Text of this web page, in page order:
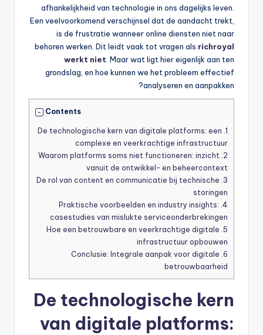
afhankelijkheid van technologie in ons dagelijks leven.
Een veelvoorkomend verschijnsel dat de aandacht trekt,
is de frustratie wanneer online diensten niet naar
behoren werken. Dit leidt vaak tot vragen als richroyal
werkt niet . Maar wat ligt hier eigenlijk aan ten
grondslag, en hoe kunnen we het probleem effectief
analyseren en aanpakken?
Contents
1.
De technologische kern van digitale platforms: een
complexe en veerkrachtige infrastructuur
2.
Waarom platforms soms niet functioneren: inzicht
vanuit de ontwikkel- en beheercontext
3.
De rol van content en communicatie bij technische
storingen
4.
Praktische voorbeelden en industry insights:
casestudies van mislukte serviceonderbrekingen
5.
Hoe een betrouwbare en veerkrachtige digitale
infrastructuur opbouwen
6.
Conclusie: Integrale aanpak voor digitale
betrouwbaarheid
De technologische kern
van digitale platforms: